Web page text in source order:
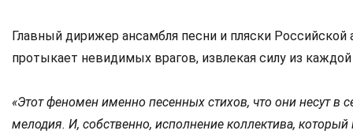
Главный дирижер ансамбля песни и пляски
протыкает невидимых врагов, извлекая силу из
«Этот феномен именно песенных стихов, что они несут в
мелодия. И, собственно, исполнение коллектива,